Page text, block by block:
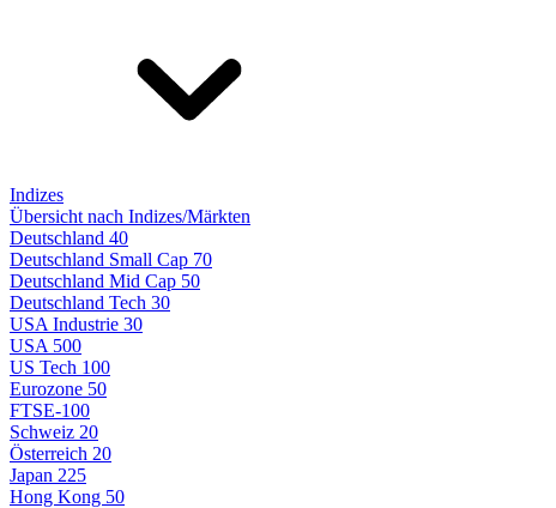
Indizes
Übersicht nach Indizes/Märkten
Deutschland 40
Deutschland Small Cap 70
Deutschland Mid Cap 50
Deutschland Tech 30
USA Industrie 30
USA 500
US Tech 100
Eurozone 50
FTSE-100
Schweiz 20
Österreich 20
Japan 225
Hong Kong 50